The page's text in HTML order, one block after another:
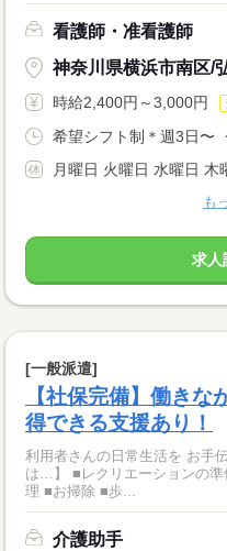
看護師・准看護師
神奈川県横浜市南区/
時給2,400円～3,000円
希望シフト制＊週3日〜
月曜日 火曜日 水曜日 木
も
求人
[一般派遣]
【社保完備】働き
得できる支援あり！
利用者さんの日常生活を お手伝いす
は…】 ■レクリエーションの
理 ■お掃除 ■歩...
介護助手